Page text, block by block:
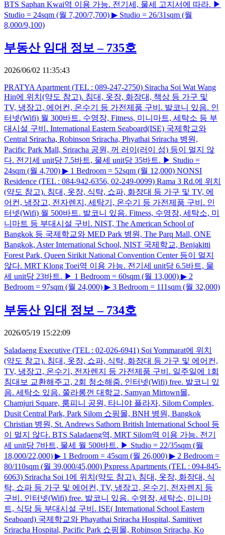
BTS Saphan Kwai역 이용 가능. 전기세, 물세 고지서에 따라. ▶
Studio = 24sqm (월 7,200/7,700) ▶ Studio = 26/31sqm (월
8,000/9,100)
부동산 임대 정보 – 735호
2026/06/02 11:35:43
PRATYA Apartment (TEL : 089-247-2750) Siracha Soi Wat Wang
Hin에 위치(약도 참고). 침대, 옷장, 화장대, 책상 등 가구 및
TV, 냉장고, 에어컨, 온수기 등 가전제품 구비. 발코니 있음. 인
터넷(Wifi) 월 300바트. 수영장, Fitness, 미니마트, 세탁소 등 부
대시설 구비. International Eastern Seaboard(ISE) 국제학교와
Central Sriracha, Robinson Sriracha, Phyathai Sriracha 병원,
Pacific Park Mall, Sriracha 공원, 꺼 러이(러이 섬) 등이 멀지 않
다. 전기세 unit당 7.5바트, 물세 unit당 35바트. ▶ Studio =
24sqm (월 4,700) ▶ 1 Bedroom = 52sqm (월 12,000) NONSI
Residence (TEL : 084-942-6356, 02-249-0099) Rama 3 Rd.에 위치
(약도 참고). 침대, 옷장, 식탁, 쇼파, 화장대 등 가구 및 TV, 에
어컨, 냉장고, 전자렌지, 세탁기, 온수기 등 가전제품 구비. 인
터넷(Wifi) 월 500바트. 발코니 있음. Fitness, 수영장, 세탁소, 미
니마트 등 부대시설 구비. NIST, The American School of
Bangkok 등 국제학교와 MED Park 병원, The Parq Mall, ONE
Bangkok, Aster International School, NIST 국제학교, Benjakitti
Forest Park, Queen Sirikit National Convention Center 등이 멀지
않다. MRT Klong Toei역 이용 가능. 전기세 unit당 6.5바트, 물
세 unit당 23바트. ▶ 1 Bedroom = 60sqm (월 13,000) ▶ 2
Bedroom = 97sqm (월 24,000) ▶ 3 Bedroom = 111sqm (월 32,000)
부동산 임대 정보 – 734호
2026/05/19 15:22:09
Saladaeng Executive (TEL : 02-026-6941) Soi Yommarat에 위치
(약도 참고). 침대, 옷장, 쇼파, 식탁, 화장대 등 가구 및 에어컨,
TV, 냉장고, 온수기, 전자렌지 등 가전제품 구비. 일주일에 1회
침대보 교환해주고, 2회 청소해줌. 인터넷(Wifi) free. 발코니 있
음. 세탁소 있음. 쭐라롱껀 대학교, Samyan Mirtown몰,
Chamjuri Square, 룸피니 공원, 타니야 플라자, Silom Complex,
Dusit Central Park, Park Silom 쇼핑몰, BNH 병원, Bangkok
Christian 병원, St. Andrews Sathorn British International School 등
이 멀지 않다. BTS Saladaeng역, MRT Silom역 이용 가능. 전기
세 unit당 7바트, 물세 월 500바트. ▶ Studio = 22/35sqm (월
18,000/22,000) ▶ 1 Bedroom = 45sqm (월 26,000) ▶ 2 Bedroom =
80/110sqm (월 39,000/45,000) Pxpress Apartments (TEL : 094-845-
6063) Sriracha Soi 1에 위치(약도 참고). 침대, 옷장, 화장대, 식
탁, 쇼파 등 가구 및 에어컨, TV, 냉장고, 온수기, 전자렌지 등
구비. 인터넷(Wifi) free. 발코니 있음. 수영장, 세탁소, 미니마
트, 식당 등 부대시설 구비. ISE( International School Eastern
Seaboard) 국제학교와 Phayathai Sriracha Hospital, Samitivet
Sriracha Hospital, Pacific Park 쇼핑몰, Robinson Sriracha, Ko